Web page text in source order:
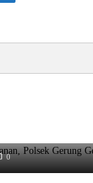
Polsek Gerung
0